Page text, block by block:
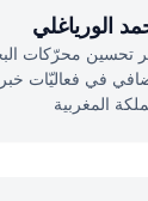
الورياغلي
المغربية